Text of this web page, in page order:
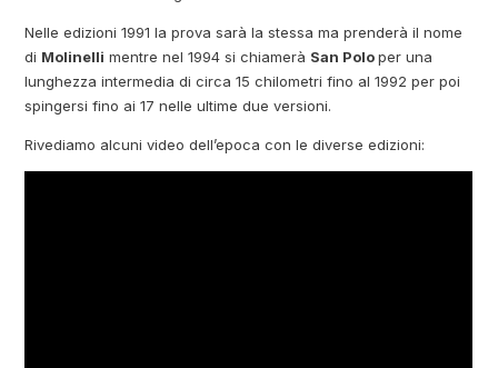
Nelle edizioni 1991 la prova sarà la stessa ma prenderà il nome
di Molinelli mentre nel 1994 si chiamerà San Poloper una
lunghezza intermedia di circa 15 chilometri fino al 1992 per poi
spingersi fino ai 17 nelle ultime due versioni.
Rivediamo alcuni video dell’epoca con le diverse edizioni: